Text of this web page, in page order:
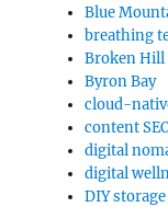
Blue
breathing
Broken Hill
Byron Bay
cloud-
content
digital
digital
DIY